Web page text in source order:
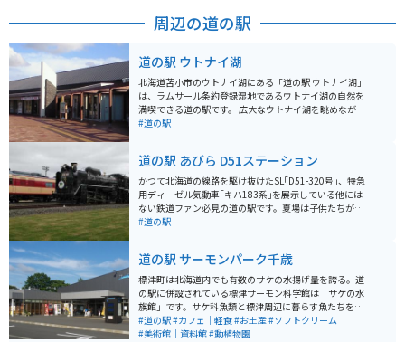
周辺の道の駅
道の駅 ウトナイ湖
北海道苫小市のウトナイ湖にある「道の駅 ウトナイ湖」
は、ラムサール条約登録湿地であるウトナイ湖の自然を
満喫できる道の駅です。 広大なウトナイ湖を眺めながら
食事を楽しめるレストランや、地元の特産品を販売する
っぷり使った料理の数々。 苫小と言えばホッキ貝が有名
ですが、ウトナイ湖周辺で採れる新鮮な野菜を使った料
理も絶品です。 バイクで訪れる際は、駐車場からウトナ
イ湖畔まで続く遊歩道を散策するのがおすすめです。 湖
畔からは、四季折々の美しい自然を眺めることができま
#道の駅
道の駅 あびら D51ステーション
かつて北海道の線路を駆け抜けたSL｢D51-320号｣、特急
用ディーゼル気動車｢キハ183系｣を展示している他には
ない鉄道ファン必見の道の駅です。夏場は子供たちが遊
べるふわふわドームなどもあり、家族連れでも楽しめま
#道の駅
道の駅 サーモンパーク千歳
標津町は北海道内でも有数のサケの水揚げ量を誇る。道
の駅に併設されている標津サーモン科学館は「サケの水
族館」です。サケ科魚類と標津周辺に暮らす魚たちを展
示しています。 カフェスペースでは食事の他、別海産牛
乳と標津産牛乳のソフトクリームがあり食べ比べができ
#道の駅#カフェ｜軽食#お土産#ソフトクリーム
#美術館｜資料館#動植物園